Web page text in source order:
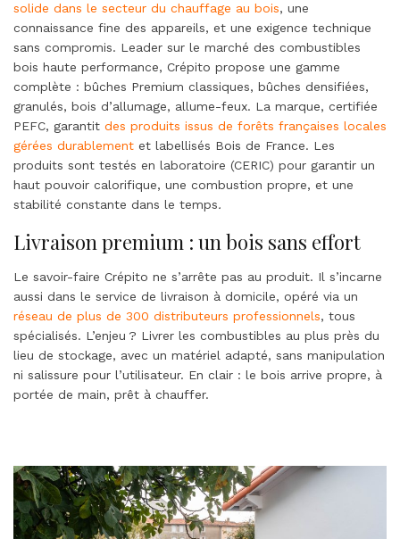
solide dans le secteur du chauffage au bois, une
connaissance fine des appareils, et une exigence technique
sans compromis. Leader sur le marché des combustibles
bois haute performance, Crépito propose une gamme
complète : bûches Premium classiques, bûches densifiées,
granulés, bois d’allumage, allume-feux. La marque, certifiée
PEFC, garantit des produits issus de forêts françaises locales
gérées durablement et labellisés Bois de France. Les
produits sont testés en laboratoire (CERIC) pour garantir un
haut pouvoir calorifique, une combustion propre, et une
stabilité constante dans le temps.
Livraison premium : un bois sans effort
Le savoir-faire Crépito ne s’arrête pas au produit. Il s’incarne
aussi dans le service de livraison à domicile, opéré via un
réseau de plus de 300 distributeurs professionnels, tous
spécialisés. L’enjeu ? Livrer les combustibles au plus près du
lieu de stockage, avec un matériel adapté, sans manipulation
ni salissure pour l’utilisateur. En clair : le bois arrive propre, à
portée de main, prêt à chauffer.